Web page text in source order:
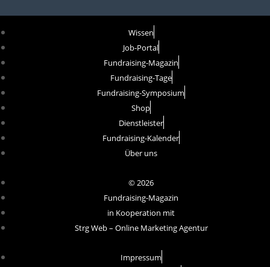
Wissen
Job-Portal
Fundraising-Magazin
Fundraising-Tage
Fundraising-Symposium
Shop
Dienstleister
Fundraising-Kalender
Über uns
© 2026
Fundraising-Magazin
in Kooperation mit
Strg Web – Online Marketing Agentur
Impressum